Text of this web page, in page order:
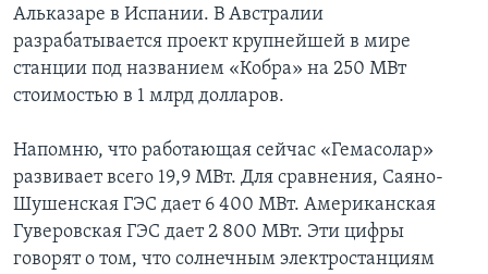
Альказаре в Испании. В Австралии
разрабатывается проект крупнейшей в мире
станции под названием «Кобра» на 250 МВт
стоимостью в 1 млрд долларов.
Напомню, что работающая сейчас «Гемасолар»
развивает всего 19,9 МВт. Для сравнения, Саяно-
Шушенская ГЭС дает 6 400 МВт. Американская
Гуверовская ГЭС дает 2 800 МВт. Эти цифры
говорят о том, что солнечным электростанциям